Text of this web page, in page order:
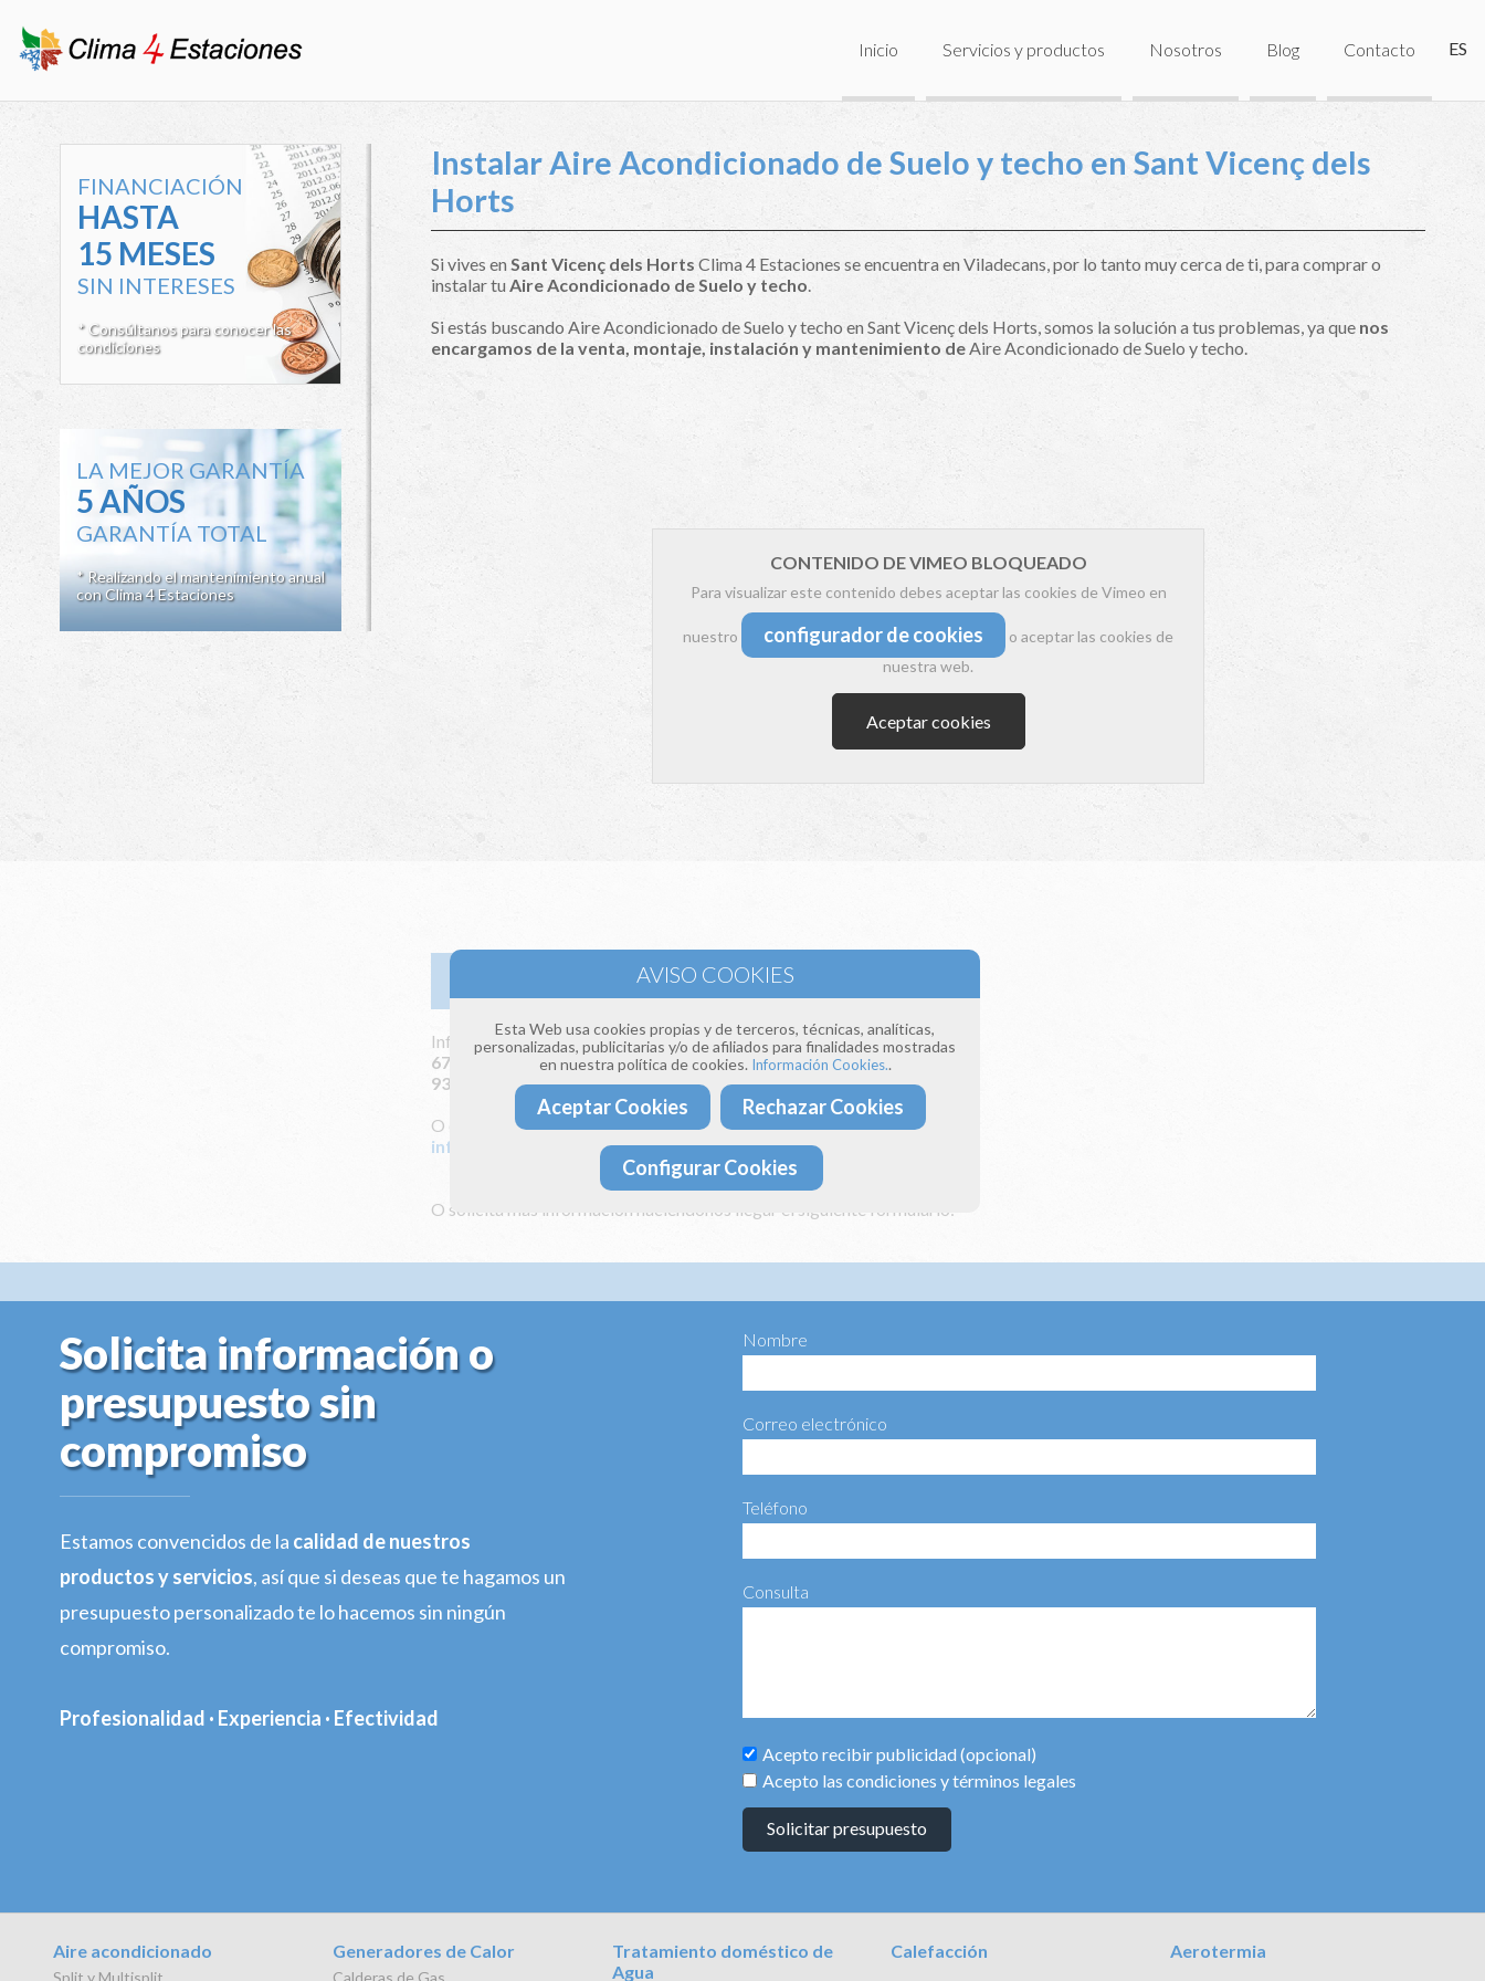
ES
Inicio Servicios y productos Nosotros Blog Contacto
FINANCIACIÓN
HASTA
15 MESES
SIN INTERESES
* Consúltanos para conocer las
condiciones
LA MEJOR GARANTÍA
5 AÑOS
GARANTÍA TOTAL
* Realizando el mantenimiento anual
con Clima 4 Estaciones
Instalar Aire Acondicionado de Suelo y techo en Sant Vicenç dels
Horts
Si vives enSant Vicenç dels Horts Clima 4 Estaciones se encuentra en Viladecans, por lo tanto muy cerca de ti, para comprar o
instalar tuAire Acondicionado de Suelo y techo.
Si estás buscando Aire Acondicionado de Suelo y techo en Sant Vicenç dels Horts, somos la solución a tus problemas, ya que nos
encargamos de la venta, montaje, instalación y mantenimiento deAire Acondicionado de Suelo y techo.
CONTENIDO DE VIMEO BLOQUEADO
Para visualizar este contenido debes aceptar las cookies de Vimeo en
nuestro configurador de cookies
o aceptar las cookies de
nuestra web.
Aceptar cookies
Ir a la sección de Aire Acondicionado de Suelo y techo
Infórmate llamándonos a los teléfonos:
672 115 393
931 164 154
O enviándonos un correo electrónico a:
info@clima4estaciones.com
O solicita más información haciéndonos llegar el siguiente formulario:
Solicita información o
presupuesto sin
compromiso
Estamos convencidos de la calidad de nuestros
productos y servicios, así que si deseas que te hagamos un
presupuesto personalizado te lo hacemos sin ningún
compromiso.
Profesionalidad · Experiencia · Efectividad
Nombre
Correo electrónico
Teléfono
Consulta
Acepto recibir publicidad (opcional)
Acepto las condiciones y términos legales
Solicitar presupuesto
Aire acondicionado
Split y Multisplit
Generadores de Calor
Calderas de Gas
Tratamiento doméstico de
Agua
Calefacción Aerotermia
Esta Web usa cookies propias y de terceros, técnicas, analíticas,
personalizadas, publicitarias y/o de afiliados para finalidades mostradas
en nuestra política de cookies. Información Cookies..
Aceptar Cookies Rechazar Cookies
Configurar Cookies